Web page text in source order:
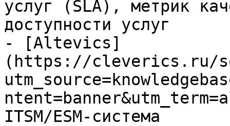
услуг (SLA), метрик
доступности услуг
- [Altevics]
(https://cleverics.ru/
ITSM/ESM-система